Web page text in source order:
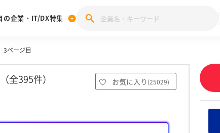
本選考体験記投稿キャンペーン
のDX企業就職ブランド調査
のIT業界新卒就職人気企業ランキング みんなの新卒就職人気企
の企業・IT/DX特集
28卒 IT・DX現場社員
3ページ目
全395件） お気に入り (25029)